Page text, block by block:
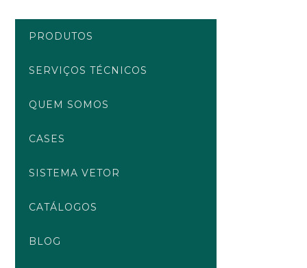
PRODUTOS
SERVIÇOS TÉCNICOS
QUEM SOMOS
CASES
SISTEMA VETOR
CATÁLOGOS
BLOG